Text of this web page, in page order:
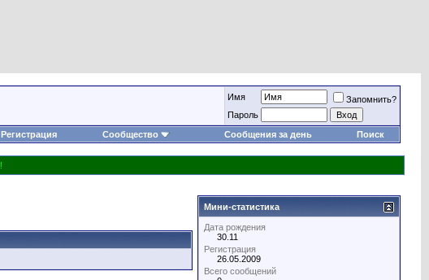
Имя
Запомнить?
Пароль
Регистрация Сообщество Сообщения за день Поиск
Мини-статистика
Дата рождения
30.11
Регистрация
26.05.2009
Всего сообщений